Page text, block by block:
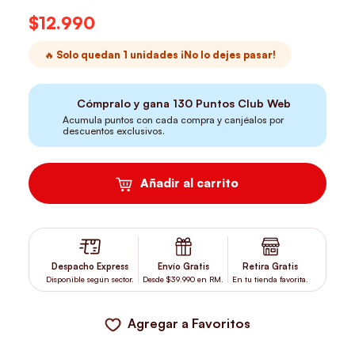
$12.990
🔥 Solo quedan 1 unidades ¡No lo dejes pasar!
Cómpralo y gana 130 Puntos Club Web
Acumula puntos con cada compra y canjéalos por
descuentos exclusivos.
Añadir al carrito
Despacho Express
Disponible según sector.
Envío Gratis
Desde $39.990 en RM.
Retira Gratis
En tu tienda favorita.
Agregar a Favoritos